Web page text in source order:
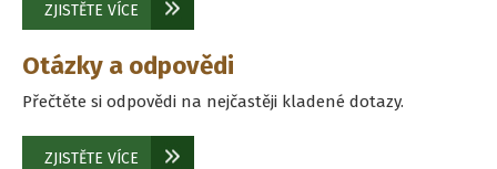
ZJISTĚTE VÍCE
Otázky a odpovědi
Přečtěte si odpovědi na nejčastěji kladené dotazy.
ZJISTĚTE VÍCE